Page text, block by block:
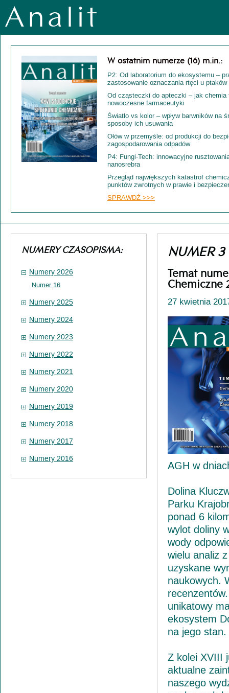
Analit
W ostatnim numerze (16) m.in.:
P2: Od laboratorium do ekosystemu –
zastosowanie oznaczania rtęci u ptaków
Od cząsteczki do apteczki – jak chemia
nowoczesne farmaceutyki
Światło vs kolor – wpływ barwników na
sposoby ich usuwania
Ołów w przemyśle: od produkcji do
zagospodarowania odpadów
P4: Fungi-Tech: innowacyjne
nanosrebra
Przegląd największych katastrof
punktów zwrotnych w prawie i
SPRAWDŹ >>>
NUMERY CZASOPISMA:
Numery 2026
Numer 16
Numery 2025
Numery 2024
Numery 2023
Numery 2022
Numery 2021
Numery 2020
Numery 2019
Numery 2018
Numery 2017
Numery 2016
NUMER 3
Temat
Chemiczne
27 kwietnia
AGH w
Dolina
Parku
ponad 6
wylot doliny
wody
wielu analiz
uzyskane
naukowych.
unikatowy
ekosystem
na jego stan.
Z kolei XVIII
aktualne
naszego